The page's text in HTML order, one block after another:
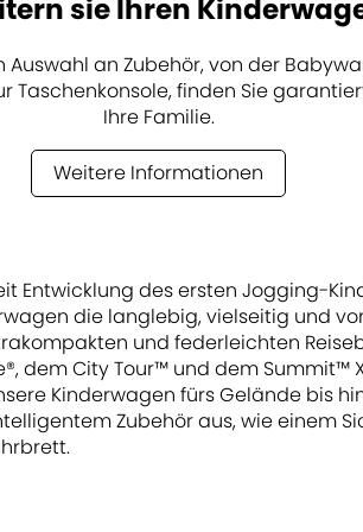
sie Ihren
Auswahl an Zubehör, von der
Taschenkonsole, finden Sie
Ihre Familie.
Weitere Informationen
Entwicklung des ersten Jogging-
die langlebig, vielseitig und
und federleichten
dem City Tour™ und dem Summit™
Kinderwagen fürs Gelände bis
Zubehör aus, wie einem